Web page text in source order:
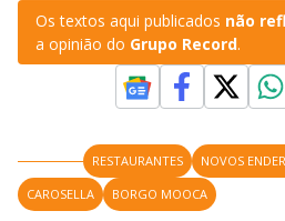
Os textos aqui publicados não
a opinião do Grupo Record.
RESTAURANTES NOVOS
CAROSELLA
BORGO MOOCA